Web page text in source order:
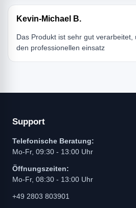
Kevin-Michael B.
Das Produkt ist sehr gut
den professionellen einsatz
Support
Telefonische Beratung:
Mo-Fr, 09:30 - 13:00 Uhr
Öffnungszeiten:
Mo-Fr, 08:30 - 13:00 Uhr
+49 2803 803901